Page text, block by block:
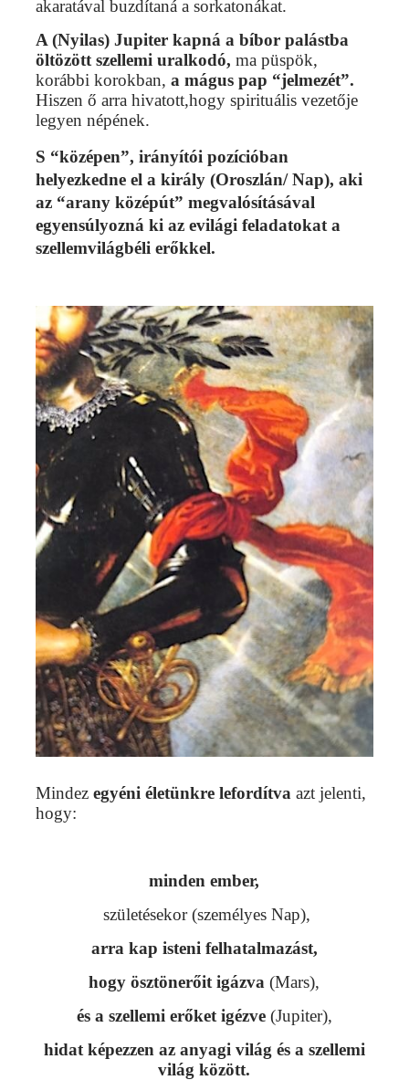
akaratával buzdítaná a sorkatonákat.
A (Nyilas) Jupiter kapná a bíbor palástba
öltözött szellemi uralkodó, ma püspök,
korábbi korokban, a mágus pap “jelmezét”.
Hiszen ő arra hivatott,hogy spirituális vezetője
legyen népének.
S “középen”, irányítói pozícióban
helyezkedne el a király (Oroszlán/ Nap), aki
az “arany középút” megvalósításával
egyensúlyozná ki az evilági feladatokata
szellemvilágbéli erőkkel.
Mindez egyéni életünkre lefordítva azt jelenti,
hogy:
minden ember,
születésekor (személyes Nap),
arra kap isteni felhatalmazást,
hogy ösztönerőit igázva (Mars),
és a szellemi erőket igézve(Jupiter),
hidat képezzen az anyagi világ és a szellemi
világ között.